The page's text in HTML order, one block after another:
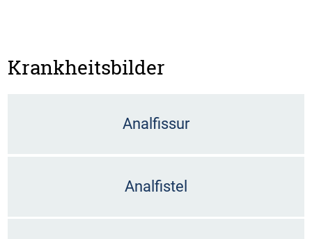
Krankheitsbilder
Analfissur
Analfistel